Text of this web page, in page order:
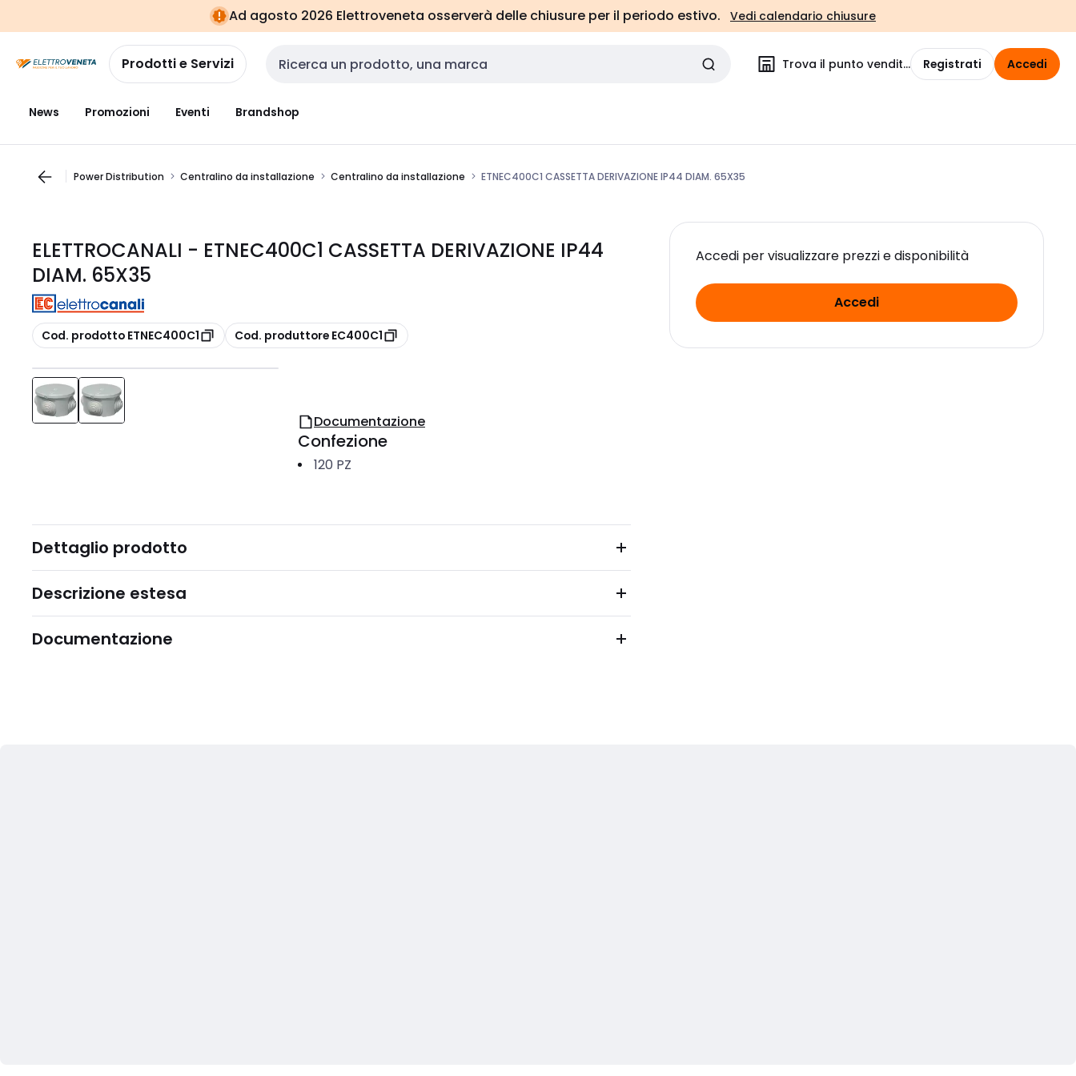
navigazionealla
pagina
Ad agosto 2026 Elettroveneta osserverà delle chiusure per il periodo estivo. Vedi calendario chiusure
Prodotti e Servizi Cerca input Trova il punto vendita Registrati Accedi
News Promozioni Eventi Brandshop
Power Distribution Centralino da installazione Centralino da installazione ETNEC400C1 CASSETTA DERIVAZIONE IP44 DIAM. 65X35
ELETTROCANALI - ETNEC400C1 CASSETTA DERIVAZIONE IP44
DIAM. 65X35
copia
Cod. prodotto ETNEC400C1 copia
Cod. produttore EC400C1
Accedi per visualizzare prezzi e disponibilità
Accedi
Documentazione
Confezione
120 PZ
Dettaglio prodotto
Descrizione estesa
Documentazione